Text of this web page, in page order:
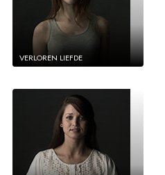
VERLOREN LIEFDE